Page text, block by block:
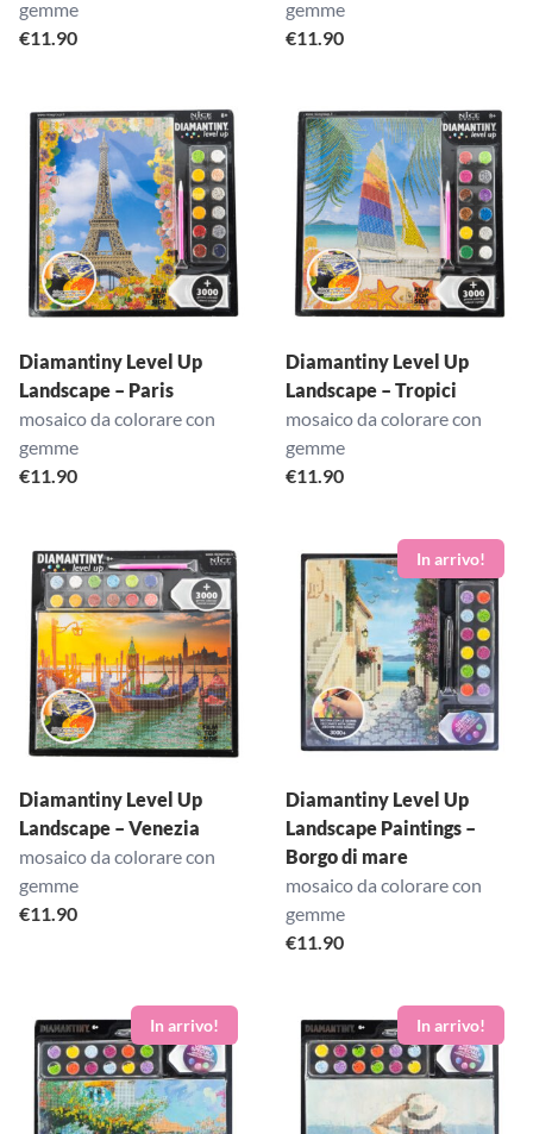
gemme
€11.90
gemme
€11.90
Diamantiny Level Up
Landscape – Paris
mosaico da colorare con
gemme
€11.90
Diamantiny Level Up
Landscape – Tropici
mosaico da colorare con
gemme
€11.90
Diamantiny Level Up
Landscape – Venezia
mosaico da colorare con
gemme
€11.90
Diamantiny Level Up
Landscape Paintings –
Borgo di mare
mosaico da colorare con
gemme
€11.90